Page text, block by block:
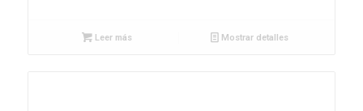
Leer más Mostrar detalles